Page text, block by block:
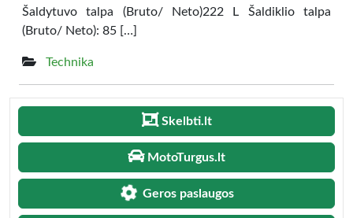
Šaldytuvo talpa (Bruto/ Neto)222 L Šaldiklio talpa
(Bruto/ Neto): 85 […]
Technika
Skelbti.lt
MotoTurgus.lt
Geros paslaugos